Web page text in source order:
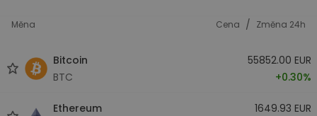
Měna Cena / Změna 24h
Bitcoin
BTC
55852.00 EUR
+0.30%
Ethereum
1649.93 EUR